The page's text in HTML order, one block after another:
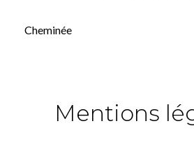
Cheminée
Mentions